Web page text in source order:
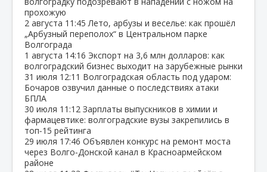
прохожую
2 августа 11:45 Лето, арбузы и веселье: как прошёл
„Арбузный переполох“ в Центральном парке
Волгограда
1 августа 14:16 Экспорт на 3,6 млн долларов: как
волгоградский бизнес выходит на зарубежные рынки
31 июля 12:11 Волгоградская область под ударом:
Бочаров озвучил данные о последствиях атаки
БПЛА
30 июля 11:12 Зарплаты выпускников в химии и
фармацевтике: волгоградские вузы закрепились в
топ‑15 рейтинга
29 июля 17:46 Объявлен конкурс на ремонт моста
через Волго‑Донской канал в Красноармейском
районе